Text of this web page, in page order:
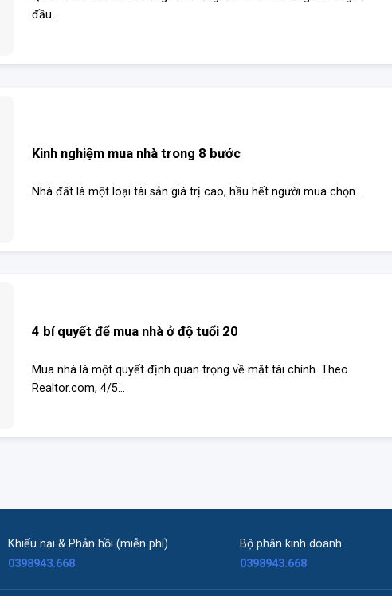
đầu...
Kinh nghiệm mua nhà trong 8 bước
Nhà đất là một loại tài sản giá trị cao, hầu hết người mua chọn...
4 bí quyết để mua nhà ở độ tuổi 20
Mua nhà là một quyết định quan trọng về mặt tài chính. Theo
Realtor.com, 4/5...
Khiếu nại & Phản hồi (miễn phí)
0398943.668
Bộ phận kinh doanh
0398943.668